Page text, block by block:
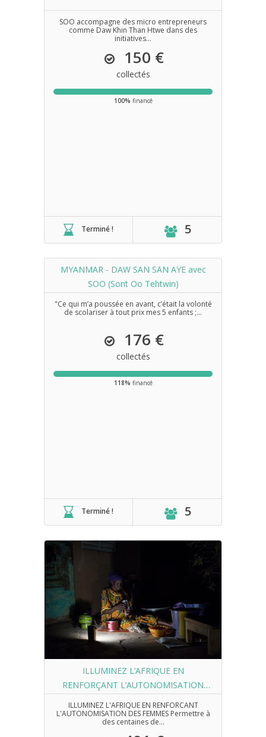
SOO accompagne des micro entrepreneurs
comme Daw Khin Than Htwe dans des
initiatives...
150 €
collectés
100% financé
Terminé ! 5
MYANMAR - DAW SAN SAN AYE avec
SOO (Sont Oo Tehtwin)
"Ce qui m’a poussée en avant, c’était la volonté
de scolariser à tout prix mes 5 enfants ;...
176 €
collectés
118% financé
Terminé ! 5
ILLUMINEZ L’AFRIQUE EN
RENFORÇANT L’AUTONOMISATION
ILLUMINEZ L'AFRIQUE EN RENFORCANT
L'AUTONOMISATION DES FEMMES Permettre à
des centaines de...